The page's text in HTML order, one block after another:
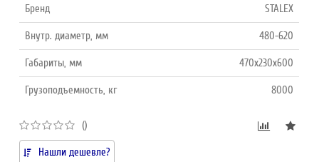
Бренд STALEX
Внутр. диаметр, мм 480-620
Габариты, мм 470x230x600
Грузоподъемность, кг 8000
()
Нашли дешевле?